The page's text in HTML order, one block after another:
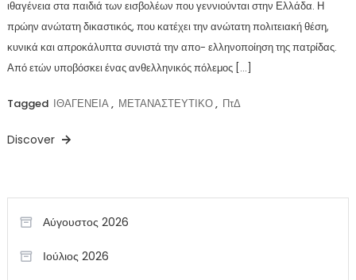
ιθαγένεια στα παιδιά των εισβολέων που γεννιούνται στην Ελλάδα. Η
πρώην ανώτατη δικαστικός, που κατέχει την ανώτατη πολιτειακή θέση,
κυνικά και απροκάλυπτα συνιστά την απο- ελληνοποίηση της πατρίδας.
Από ετών υποβόσκει ένας ανθελληνικός πόλεμος […]
Tagged ΙΘΑΓΕΝΕΙΑ, ΜΕΤΑΝΑΣΤΕΥΤΙΚΟ, ΠτΔ
Discover
Αύγουστος 2026
Ιούλιος 2026